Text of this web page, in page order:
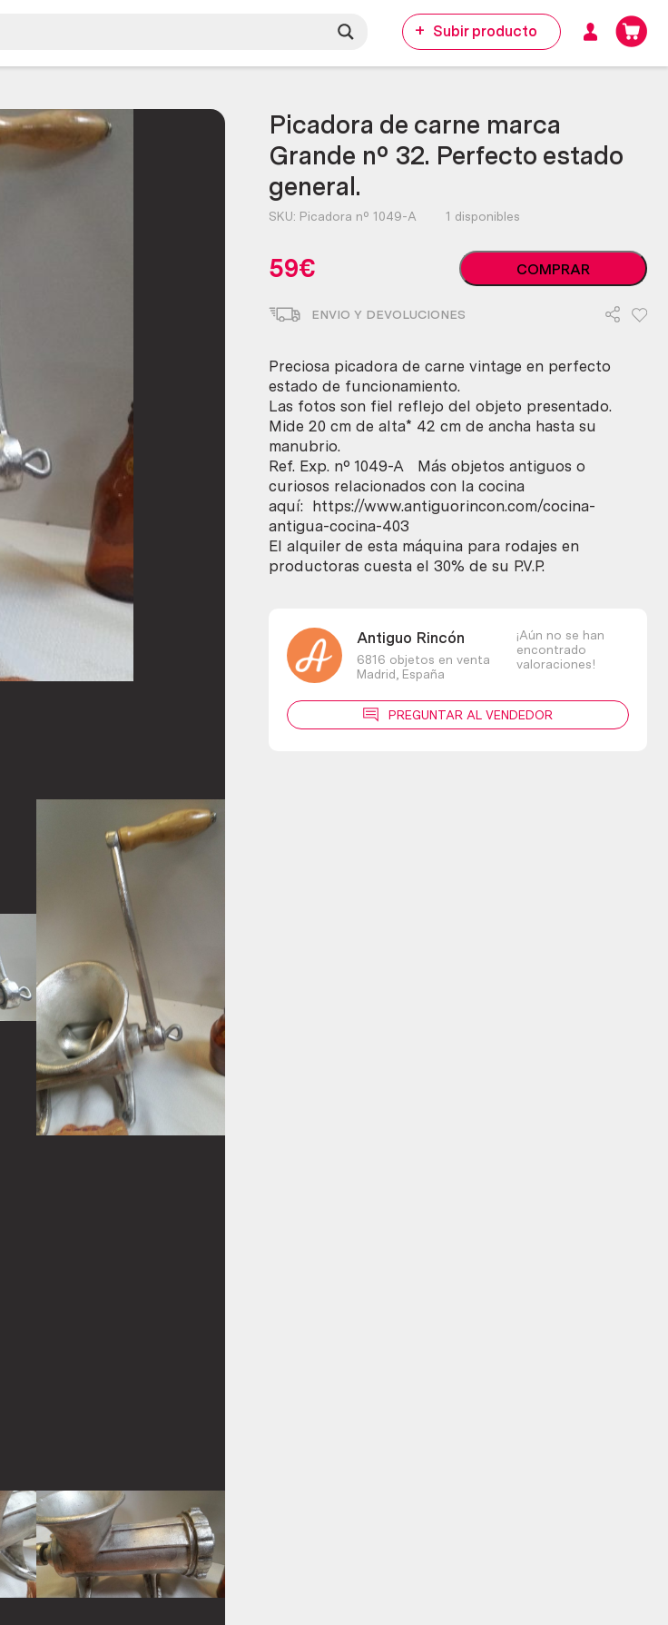
Subir producto
Picadora de carne marca
Grande nº 32. Perfecto estado
general.
SKU: Picadora nº 1049-A 1 disponibles
59€
Picadora
de
marca
nº
32.
Perfecto
estado
cantidad
COMPRAR
ENVIO Y DEVOLUCIONES
Preciosa picadora de carne vintage en perfecto
estado de funcionamiento.
Las fotos son fiel reflejo del objeto presentado.
Mide 20 cm de alta* 42 cm de ancha hasta su
manubrio.
Ref. Exp. nº 1049-A Más objetos antiguos o
curiosos relacionados con la cocina
aquí: https://www.antiguorincon.com/cocina-
antigua-cocina-403
El alquiler de esta máquina para rodajes en
productoras cuesta el 30% de su P.V.P.
Antiguo Rincón
6816 objetos en venta
Madrid, España
¡Aún no se han
encontrado
valoraciones!
PREGUNTAR AL VENDEDOR